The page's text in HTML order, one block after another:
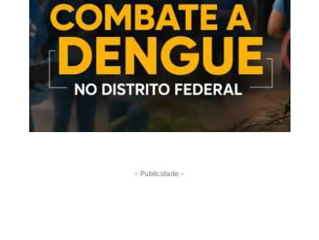
- Publicidade -